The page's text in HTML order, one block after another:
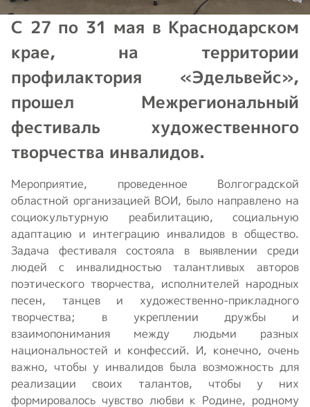
С 27 по 31 мая в Краснодарском
крае, на территории
профилактория «Эдельвейс»,
прошел Межрегиональный
фестиваль художественного
творчества инвалидов.
Мероприятие, проведенное Волгоградской
областной организацией ВОИ, было направлено на
социокультурную реабилитацию, социальную
адаптацию и интеграцию инвалидов в общество.
Задача фестиваля состояла в выявлении среди
людей с инвалидностью талантливых авторов
поэтического творчества, исполнителей народных
песен, танцев и художественно-прикладного
творчества; в укреплении дружбы и
взаимопонимания между людьми разных
национальностей и конфессий. И, конечно, очень
важно, чтобы у инвалидов была возможность для
реализации своих талантов, чтобы у них
формировалось чувство любви к Родине, родному